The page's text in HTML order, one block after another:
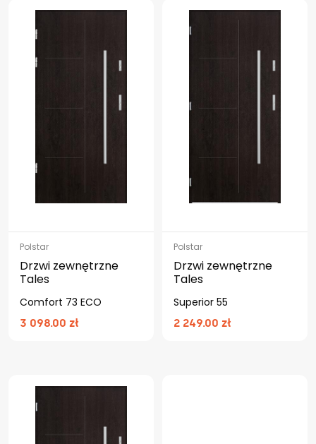
Polstar
Drzwi zewnętrzne
Tales
Comfort 73 ECO
3 098.00 zł
Polstar
Drzwi zewnętrzne
Tales
Superior 55
2 249.00 zł